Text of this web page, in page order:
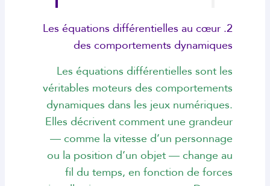
2. Les équations différentielles au cœur
des comportements dynamiques
Les équations différentielles sont les
véritables moteurs des comportements
dynamiques dans les jeux numériques.
Elles décrivent comment une grandeur
— comme la vitesse d’un personnage
ou la position d’un objet — change au
fil du temps, en fonction de forces